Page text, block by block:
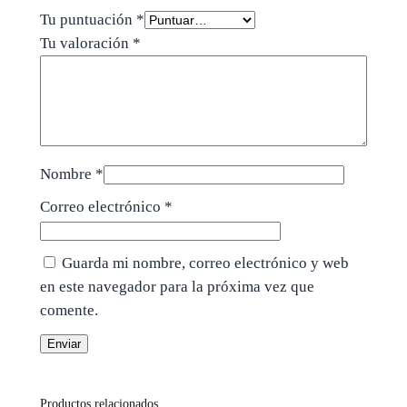
Tu puntuación *
Tu valoración *
Nombre *
Correo electrónico *
Guarda mi nombre, correo electrónico y web
en este navegador para la próxima vez que
comente.
Productos relacionados